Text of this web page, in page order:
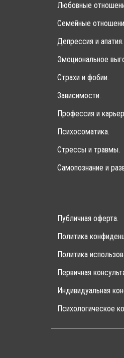
Любовные
Семейные
Депрессия и апатия.
Эмоциональное
Страхи и фобии.
Зависимости.
Профессия и
Психосоматика.
Стрессы и травмы.
Самопознание и
Публичная оферта.
Политика
Политика
Первичная
Индивидуальная
Психологическое